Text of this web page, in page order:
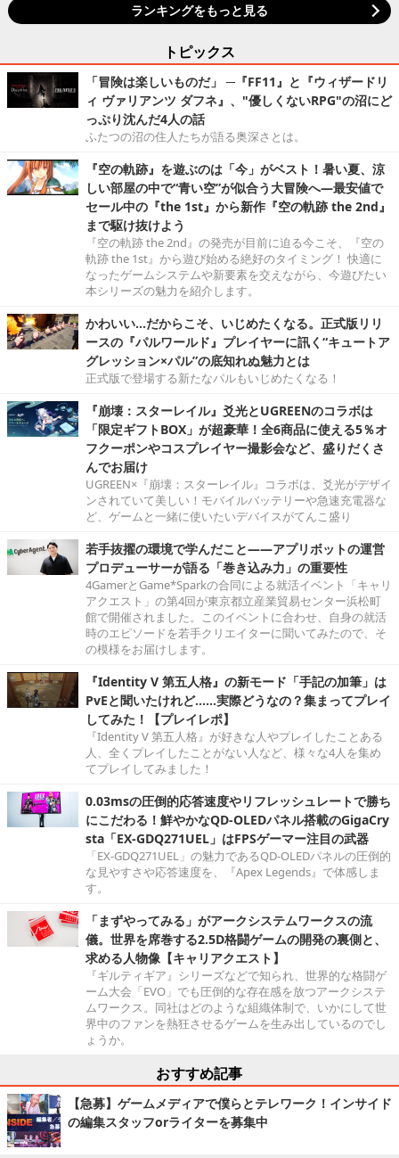
ランキングをもっと見る
トピックス
「冒険は楽しいものだ」 ─『FF11』と『ウィザードリ
ィ ヴァリアンツ ダフネ』、"優しくないRPG"の沼にど
っぷり沈んだ4人の話
ふたつの沼の住人たちが語る奥深さとは。
『空の軌跡』を遊ぶのは「今」がベスト！暑い夏、涼
しい部屋の中で“青い空”が似合う大冒険へ―最安値で
セール中の『the 1st』から新作『空の軌跡 the 2nd』
まで駆け抜けよう
『空の軌跡 the 2nd』の発売が目前に迫る今こそ、『空の
軌跡 the 1st』から遊び始める絶好のタイミング！ 快適に
なったゲームシステムや新要素を交えながら、今遊びたい
本シリーズの魅力を紹介します。
かわいい…だからこそ、いじめたくなる。正式版リリ
ースの『パルワールド』プレイヤーに訊く“キュートア
グレッション×パル”の底知れぬ魅力とは
正式版で登場する新たなパルもいじめたくなる！
『崩壊：スターレイル』爻光とUGREENのコラボは
「限定ギフトBOX」が超豪華！全6商品に使える5％オ
フクーポンやコスプレイヤー撮影会など、盛りだくさ
んでお届け
UGREEN×『崩壊：スターレイル』コラボは、爻光がデザイ
ンされていて美しい！モバイルバッテリーや急速充電器な
ど、ゲームと一緒に使いたいデバイスがてんこ盛り
若手抜擢の環境で学んだこと――アプリボットの運営
プロデューサーが語る「巻き込み力」の重要性
4GamerとGame*Sparkの合同による就活イベント「キャリ
アクエスト」の第4回が東京都立産業貿易センター浜松町
館で開催されました。このイベントに合わせ、自身の就活
時のエピソードを若手クリエイターに聞いてみたので、そ
の模様をお届けします。
『Identity V 第五人格』の新モード「手記の加筆」は
PvEと聞いたけれど……実際どうなの？集まってプレイ
してみた！【プレイレポ】
『Identity V 第五人格』が好きな人やプレイしたことある
人、全くプレイしたことがない人など、様々な4人を集め
てプレイしてみました！
0.03msの圧倒的応答速度やリフレッシュレートで勝ち
にこだわる！鮮やかなQD-OLEDパネル搭載のGigaCry
sta「EX-GDQ271UEL」はFPSゲーマー注目の武器
「EX-GDQ271UEL」の魅力であるQD-OLEDパネルの圧倒的
な見やすさや応答速度を、『Apex Legends』で体感しま
す。
「まずやってみる」がアークシステムワークスの流
儀。世界を席巻する2.5D格闘ゲームの開発の裏側と、
求める人物像【キャリアクエスト】
『ギルティギア』シリーズなどで知られ、世界的な格闘ゲ
ーム大会「EVO」でも圧倒的な存在感を放つアークシステ
ムワークス。同社はどのような組織体制で、いかにして世
界中のファンを熱狂させるゲームを生み出しているのでし
ょうか。
おすすめ記事
【急募】ゲームメディアで僕らとテレワーク！インサイド
の編集スタッフorライターを募集中